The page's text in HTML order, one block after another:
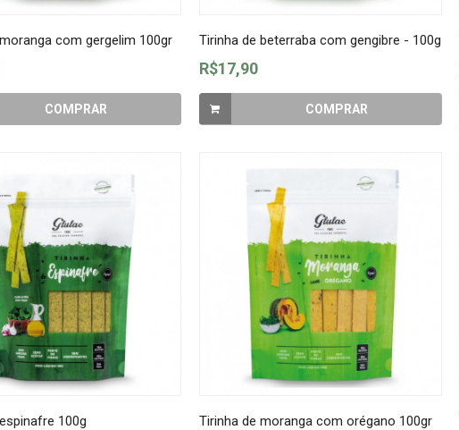
com gergelim 100gr
COMPRAR
Tirinha de beterraba com gengibre - 100g
R$17,90
COMPRAR
100g Tirinha de moranga com orégano 100gr